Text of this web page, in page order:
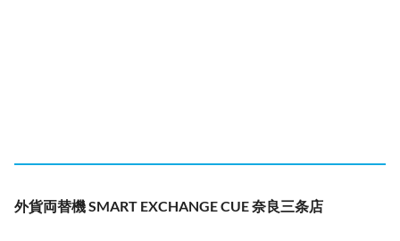
外貨両替機 SMART EXCHANGE CUE 奈良三条店